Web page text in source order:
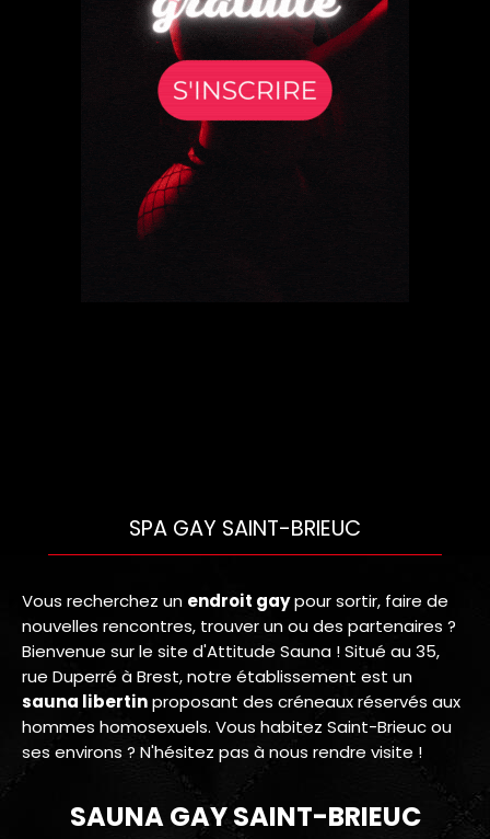
SPA GAY SAINT-BRIEUC
Vous recherchez un endroit gaypour sortir, faire de
nouvelles rencontres, trouver un ou des partenaires ?
Bienvenue sur le site d'Attitude Sauna ! Situé au 35,
rue Duperré à Brest, notre établissement est un
sauna libertinproposant des créneaux réservés aux
hommes homosexuels. Vous habitez Saint-Brieuc ou
ses environs ? N'hésitez pas à nous rendre visite !
SAUNA GAY SAINT-BRIEUC